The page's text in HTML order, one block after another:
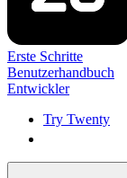
Erste Schritte
Benutzerhandbuch
Entwickler
Try Twenty